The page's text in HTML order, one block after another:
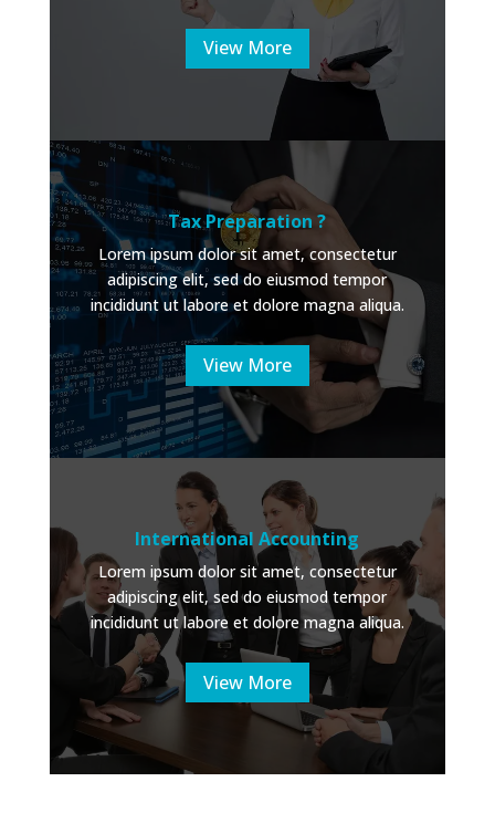
View More
Tax Preparation ?
Lorem ipsum dolor sit amet, consectetur
adipiscing elit, sed do eiusmod tempor
incididunt ut labore et dolore magna aliqua.
View More
International Accounting
Lorem ipsum dolor sit amet, consectetur
adipiscing elit, sed do eiusmod tempor
incididunt ut labore et dolore magna aliqua.
View More